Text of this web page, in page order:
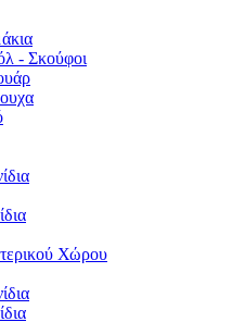
- Σκούφοι
Χώρου